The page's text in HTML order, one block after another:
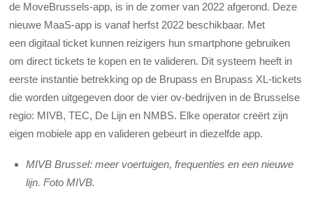
de MoveBrussels-app, is in de zomer van 2022 afgerond. Deze
nieuwe MaaS-app is vanaf herfst 2022 beschikbaar. Met
een digitaal ticket kunnen reizigers hun smartphone gebruiken
om direct tickets te kopen en te valideren. Dit systeem heeft in
eerste instantie betrekking op de Brupass en Brupass XL-tickets
die worden uitgegeven door de vier ov-bedrijven in de Brusselse
regio: MIVB, TEC, De Lijn en NMBS. Elke operator creërt zijn
eigen mobiele app en valideren gebeurt in diezelfde app.
MIVB Brussel: meer voertuigen, frequenties en een nieuwe
lijn. Foto MIVB.